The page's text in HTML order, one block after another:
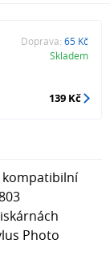
Doprava: 65 Kč
Skladem
139 Kč
kompatibilní
Photo